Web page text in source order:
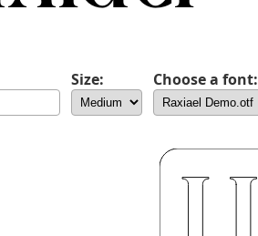
Size: Choose a font: